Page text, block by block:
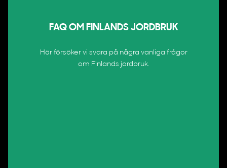
FAQ OM FINLANDS JORDBRUK
Här försöker vi svara på några vanliga frågor
om Finlands jordbruk.